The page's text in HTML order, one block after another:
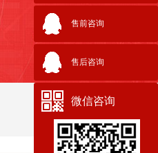
售前咨询
售后咨询
微信咨询